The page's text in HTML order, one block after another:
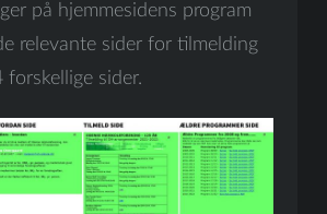
på hjemmesidens program
relevante sider for tilmelding
sider.